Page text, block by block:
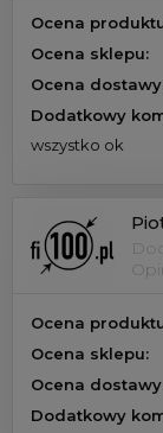
Ocena
Ocena sklepu:
Ocena
Dodatkowy
wszystko ok
Ocena
Ocena sklepu:
Ocena
Dodatkowy